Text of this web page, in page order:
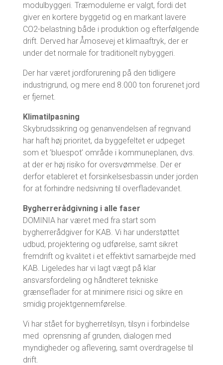
modulbyggeri. Træmodulerne er valgt, fordi det
giver en kortere byggetid og en markant lavere
CO2-belastning både i produktion og efterfølgende
drift. Derved har Åmosevej et klimaaftryk, der er
under det normale for traditionelt nybyggeri.
Der har været jordforurening på den tidligere
industrigrund, og mere end 8.000 ton forurenet jord
er fjernet.
Klimatilpasning
Skybrudssikring og genanvendelsen af regnvand
har haft høj prioritet, da byggefeltet er udpeget
som et ’bluespot’ område i kommuneplanen, dvs.
at der er høj risiko for oversvømmelse. Der er
derfor etableret et forsinkelsesbassin under jorden
for at forhindre nedsivning til overfladevandet.
Bygherrerådgivning i alle faser
DOMINIA har været med fra start som
bygherrerådgiver for KAB. Vi har understøttet
udbud, projektering og udførelse, samt sikret
fremdrift og kvalitet i et effektivt samarbejde med
KAB. Ligeledes har vi lagt vægt på klar
ansvarsfordeling og håndteret tekniske
grænseflader for at minimere risici og sikre en
smidig projektgennemførelse.
Vi har stået for bygherretilsyn, tilsyn i forbindelse
med oprensning af grunden, dialogen med
myndigheder og aflevering, samt overdragelse til
drift.